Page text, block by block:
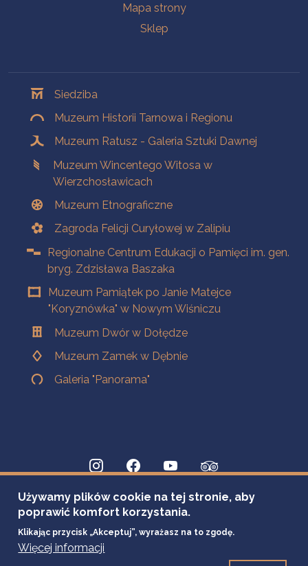
Mapa strony
Sklep
Siedziba
Muzeum Historii Tarnowa i Regionu
Muzeum Ratusz - Galeria Sztuki Dawnej
Muzeum Wincentego Witosa w
Wierzchosławicach
Muzeum Etnograficzne
Zagroda Felicji Curyłowej w Zalipiu
Regionalne Centrum Edukacji o Pamięci im. gen.
bryg. Zdzisława Baszaka
Muzeum Pamiątek po Janie Matejce
"Koryznówka" w Nowym Wiśniczu
Muzeum Dwór w Dołędze
Muzeum Zamek w Dębnie
Galeria "Panorama"
Używamy plików cookie na tej stronie, aby
poprawić komfort korzystania.
Klikając przycisk „Akceptuj”, wyrażasz na to zgodę.
Więcej informacji